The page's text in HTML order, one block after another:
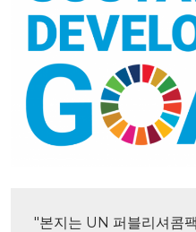
"본지는 UN 퍼블리셔콤